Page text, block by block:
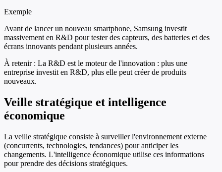
Exemple
Avant de lancer un nouveau smartphone, Samsung investit
massivement en R&D pour tester des capteurs, des batteries et des
écrans innovants pendant plusieurs années.
À retenir : La R&D est le moteur de l'innovation : plus une
entreprise investit en R&D, plus elle peut créer de produits
nouveaux.
Veille stratégique et intelligence
économique
La veille stratégique consiste à surveiller l'environnement externe
(concurrents, technologies, tendances) pour anticiper les
changements. L'intelligence économique utilise ces informations
pour prendre des décisions stratégiques.